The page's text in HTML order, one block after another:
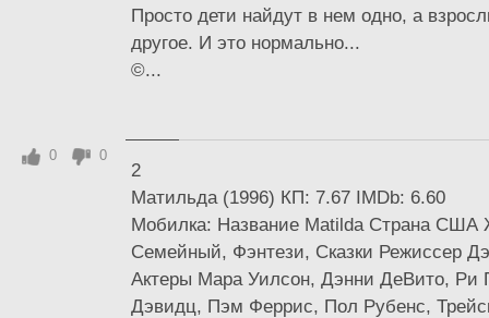
Просто дети найдут в нем одно, а
другое. И это нормально...
©...
2
Матильда (1996) КП: 7.67 IMDb: 6.60
Мобилка: Название Matilda Страна
Семейный, Фэнтези, Сказки Режиссер
Актеры Мара Уилсон, Дэнни ДеВито, Ри
Дэвидц, Пэм Феррис, Пол Рубенс,
0 0